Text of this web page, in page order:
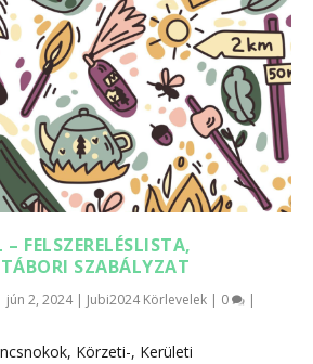
– FELSZERELÉSLISTA,
TÁBORI SZABÁLYZAT
jún 2, 2024| Jubi2024 Körlevelek | 0 |
Körzeti-, Kerületi